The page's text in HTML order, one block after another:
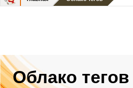
Облако тегов